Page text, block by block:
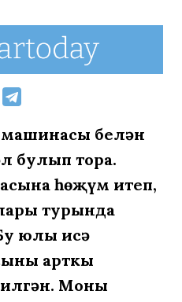
машинасы белән
булып тора.
һөҗүм итеп,
турында
юлы исә
арткы
Моны